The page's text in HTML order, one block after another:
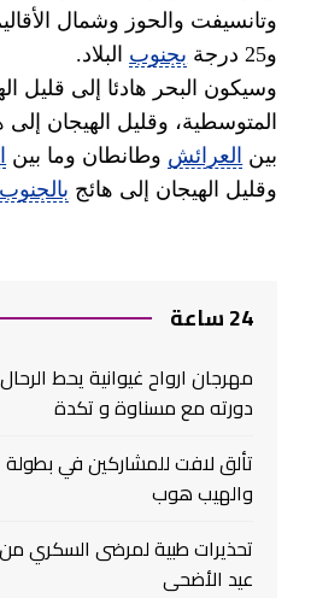
وتانسيفت والحوز وشمال
و25 درجة
بجنوب البلاد.
وسيكون البحر هادئا إلى قليل
المتوسطية، وقليل الهيجان إلى
بين العرائش وطانطان وما بين
وقليل الهيجان إلى هائج بالجنوب
24 ساعة
مهرجان ارواح غيوانية يحط
دورته مع مسناوة و تكدة
تألق لافت للمشاركين في بطولة
والهيب هوب
تحذيرات طبية لمرضى السكري
عيد الأضحى